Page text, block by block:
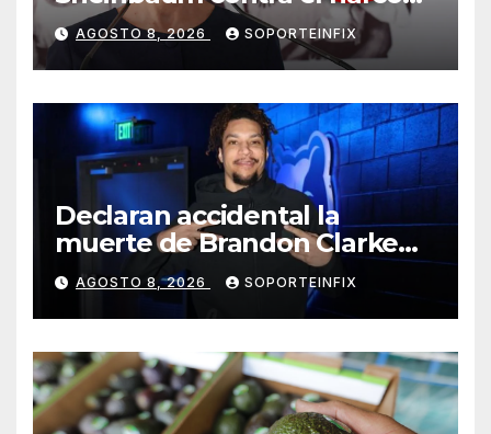
pero advierte que persisten
desafíos
AGOSTO 8, 2026 SOPORTEINFIX
Declaran accidental la
muerte de Brandon Clarke
por consumo de heroína y
cocaína
AGOSTO 8, 2026 SOPORTEINFIX